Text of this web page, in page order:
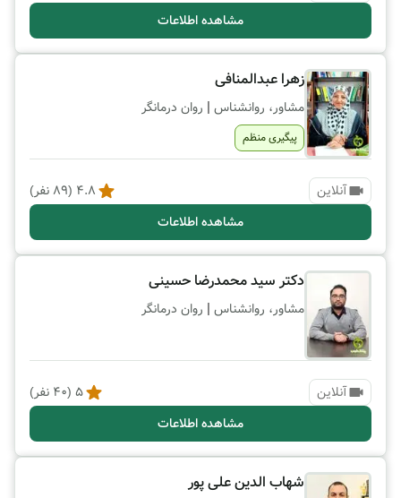
مشاهده اطلاعات
زهرا عبدالمنافی
مشاور، روانشناس | روان درمانگر
پیگیری منظم
آنلاین 4.8
(
89 نفر)
مشاهده اطلاعات
دکتر سید محمدرضا حسینی
مشاور، روانشناس | روان درمانگر
آنلاین 5
(
40 نفر)
مشاهده اطلاعات
شهاب الدین علی پور